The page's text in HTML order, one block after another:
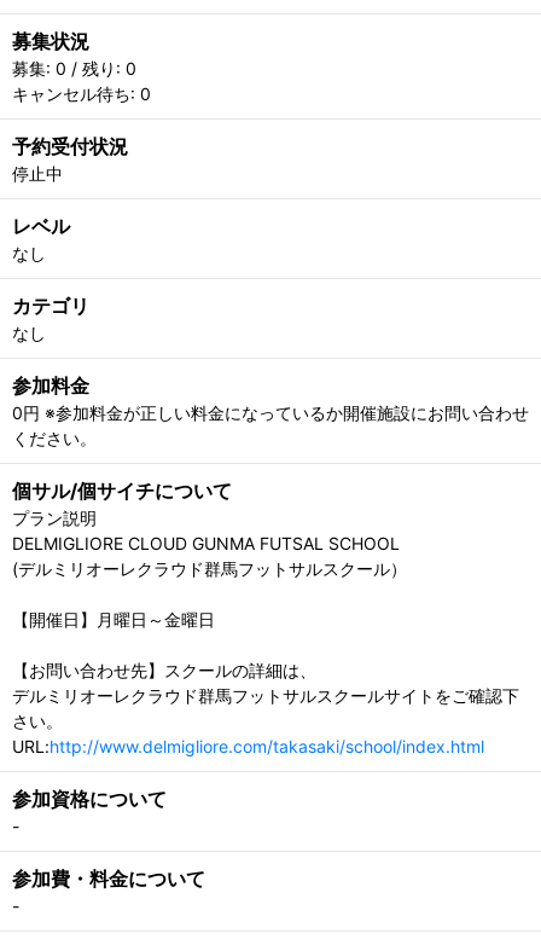
募集状況
募集: 0 / 残り: 0
キャンセル待ち: 0
予約受付状況
停止中
レベル
なし
カテゴリ
なし
参加料金
0円 ※参加料金が正しい料金になっているか開催施設にお問い合わせ
ください。
個サル/個サイチについて
プラン説明
DELMIGLIORE CLOUD GUNMA FUTSAL SCHOOL
(デルミリオーレクラウド群馬フットサルスクール）
【開催日】月曜日～金曜日
【お問い合わせ先】スクールの詳細は、
デルミリオーレクラウド群馬フットサルスクールサイトをご確認下
さい。
URL:http://www.delmigliore.com/takasaki/school/index.html
参加資格について
-
参加費・料金について
-